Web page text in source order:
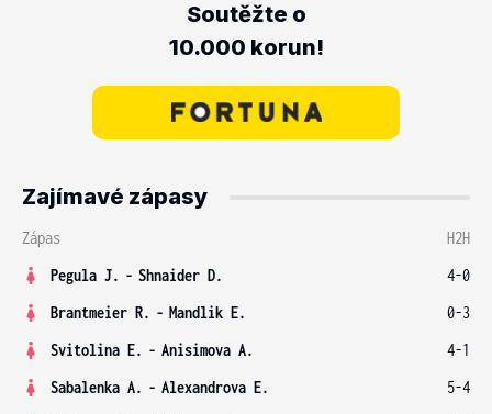
Soutěžte o
10.000 korun!
Zajímavé zápasy
Zápas
H2H
Pegula J. - Shnaider D.
4-0
Brantmeier R. - Mandlik E.
0-3
Svitolina E. - Anisimova A.
4-1
Sabalenka A. - Alexandrova E.
5-4